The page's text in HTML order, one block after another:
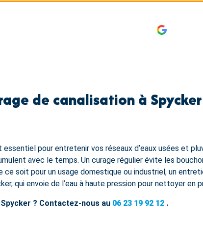
de canalisation à Spycker
pour entretenir vos réseaux d’eaux usées et
avec le temps. Un curage régulier évite les
ce soit pour un usage domestique ou industriel, un
qui envoie de l’eau à haute pression pour nettoyer
? Contactez-nous au 06 23 19 92 12 .